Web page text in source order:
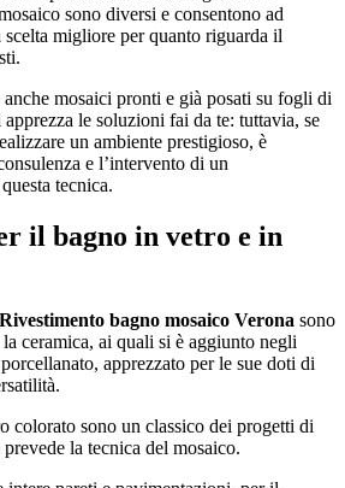
sono diversi e consentono ad
migliore per quanto riguarda il
mosaici pronti e già posati su fogli di
le soluzioni fai da te: tuttavia, se
un ambiente prestigioso, è
e l’intervento di un
tecnica.
il bagno in vetro e in
Rivestimento bagno mosaico Verona sono
ceramica, ai quali si è aggiunto negli
apprezzato per le sue doti di
colorato sono un classico dei progetti di
la tecnica del mosaico.